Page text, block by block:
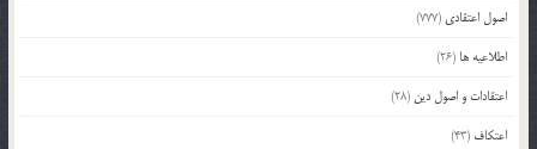
اصول اعتقادی (777)
اطلاعیه ها (26)
اعتقادات و اصول دین (28)
اعتکاف (43)